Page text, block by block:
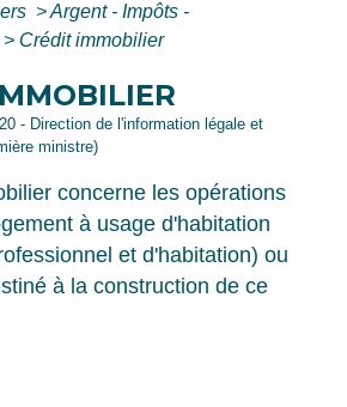
>Argent - Impôts -
> Crédit immobilier
- Direction de l'information légale et
ministre)
concerne les opérations
à usage d'habitation
et d'habitation) ou
à la construction de ce